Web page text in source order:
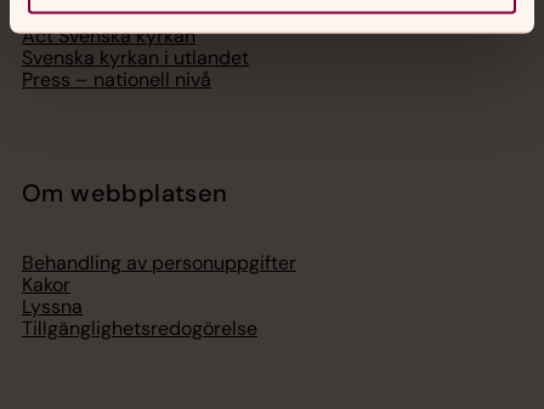
Organisation
Act Svenska kyrkan
Svenska kyrkan i utlandet
Press – nationell nivå
Om webbplatsen
Behandling av personuppgifter
Kakor
Lyssna
Tillgänglighetsredogörelse